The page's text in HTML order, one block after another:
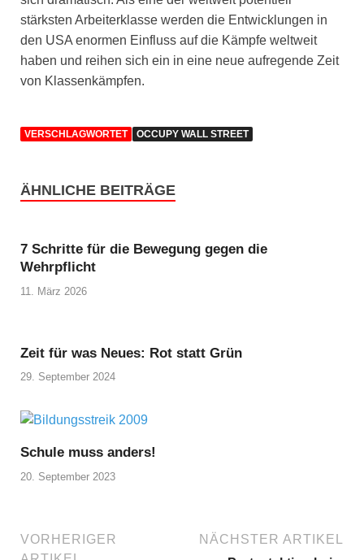
stärksten Arbeiterklasse werden die Entwicklungen in
den USA enormen Einfluss auf die Kämpfe weltweit
haben und reihen sich ein in eine neue aufregende Zeit
von Klassenkämpfen.
VERSCHLAGWORTET OCCUPY WALL STREET
ÄHNLICHE BEITRÄGE
7 Schritte für die Bewegung gegen die
Wehrpflicht
11. März 2026
Zeit für was Neues: Rot statt Grün
29. September 2024
Schule muss anders!
20. September 2023
VORHERIGER
NÄCHSTER ARTIKEL